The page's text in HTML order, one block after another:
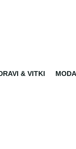
& VITKI MODA